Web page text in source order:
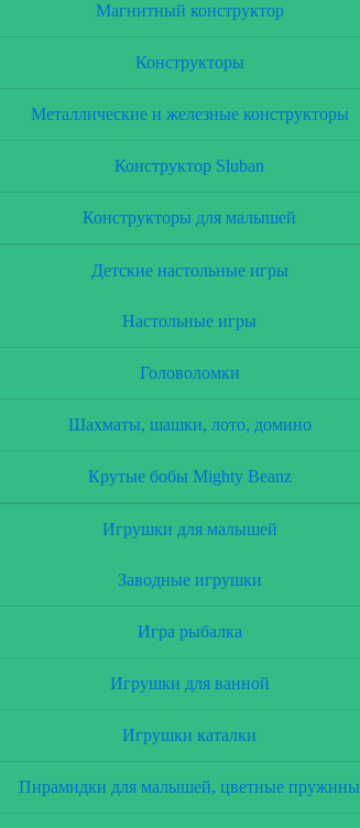
Магнитный конструктор
Конструкторы
Металлические и железные конструкторы
Конструктор Sluban
Конструкторы для малышей
Детские настольные игры
Настольные игры
Головоломки
Шахматы, шашки, лото, домино
Крутые бобы Mighty Beanz
Игрушки для малышей
Заводные игрушки
Игра рыбалка
Игрушки для ванной
Игрушки каталки
Пирамидки для малышей, цветные пружины